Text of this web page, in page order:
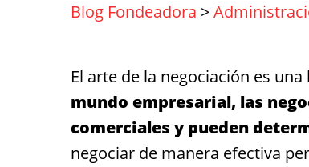
Blog Fondeadora >
El arte de la negociación es
mundo empresarial, las
comerciales y pueden
negociar de manera efectiva